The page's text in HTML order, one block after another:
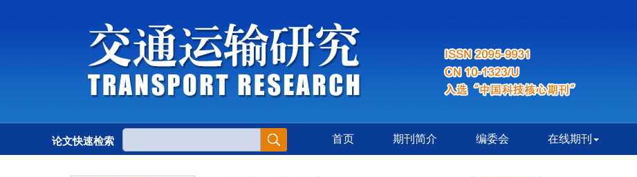
论文快速检索 首页 期刊简介 编委会 在线期刊